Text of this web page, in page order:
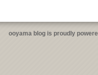
ooyama blog is proudly